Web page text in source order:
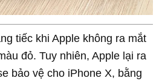
tiếc khi Apple không ra mắt
đỏ. Tuy nhiên, Apple lại ra
bảo vệ cho iPhone X, bằng